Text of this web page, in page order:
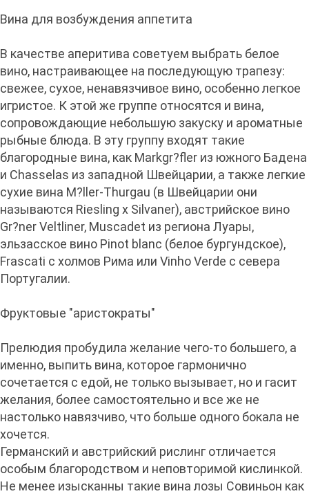
Вина для возбуждения аппетита
В качестве аперитива советуем выбрать белое
вино, настраивающее на последующую трапезу:
свежее, сухое, ненавязчивое вино, особенно легкое
игристое. К этой же группе относятся и вина,
сопровождающие небольшую закуску и ароматные
рыбные блюда. В эту группу входят такие
благородные вина, как Markgr?fler из южного Бадена
и Chasselas из западной Швейцарии, а также легкие
сухие вина M?ller-Thurgau (в Швейцарии они
называются Riesling x Silvaner), австрийское вино
Gr?ner Veltliner, Muscadet из региона Луары,
эльзасское вино Pinot blanc (белое бургундское),
Frascati с холмов Рима или Vinho Verde с севера
Португалии.
Фруктовые "аристократы"
Прелюдия пробудила желание чего-то большего, а
именно, выпить вина, которое гармонично
сочетается с едой, не только вызывает, но и гасит
желания, более самостоятельно и все же не
настолько навязчиво, что больше одного бокала не
хочется.
Германский и австрийский рислинг отличается
особым благородством и неповторимой кислинкой.
Не менее изысканны такие вина лозы Совиньон как